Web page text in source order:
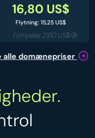
16,80 US$
Flytning: 15,25 US$
Fornyelse: 21,60 US$/år
alle domænepriser